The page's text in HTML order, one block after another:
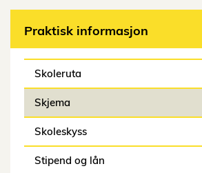
Praktisk informasjon
Skoleruta
Skjema
Skoleskyss
Stipend og lån